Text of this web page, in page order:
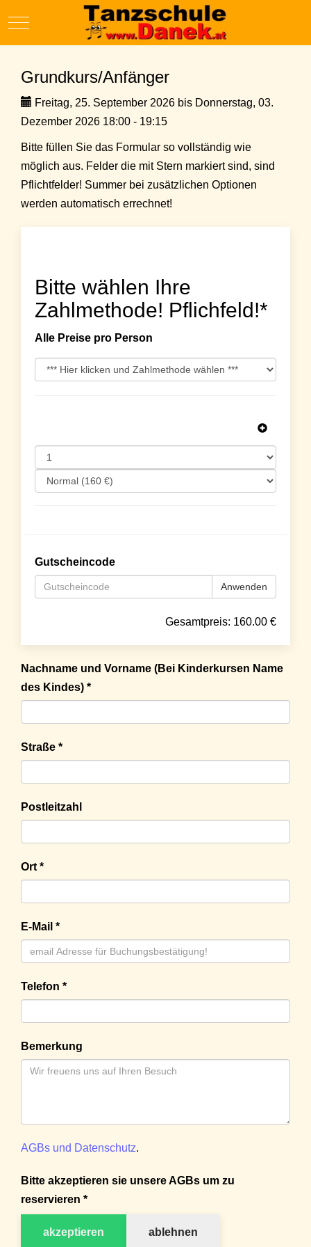
Mobile Menu Toggle
Grundkurs/Anfänger
Freitag, 25. September 2026 bis Donnerstag, 03.
Dezember 2026 18:00 - 19:15
Bitte füllen Sie das Formular so vollständig wie
möglich aus. Felder die mit Stern markiert sind, sind
Pflichtfelder! Summer bei zusätzlichen Optionen
werden automatisch errechnet!
Bitte wählen Ihre
Zahlmethode! Pflichfeld!*
Alle Preise pro Person
Gutscheincode
Anwenden
Gesamtpreis: 160.00 €
Nachname und Vorname (Bei Kinderkursen Name
des Kindes) *
Straße *
Postleitzahl
Ort *
E-Mail *
Telefon *
Bemerkung
AGBs und Datenschutz.
Bitte akzeptieren sie unsere AGBs um zu
reservieren *
akzeptieren ablehnen